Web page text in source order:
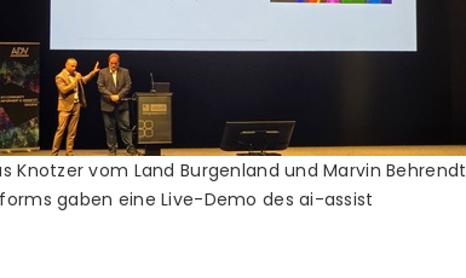
Knotzer vom Land Burgenland und Marvin Behrendt
gaben eine Live-Demo des ai-assist